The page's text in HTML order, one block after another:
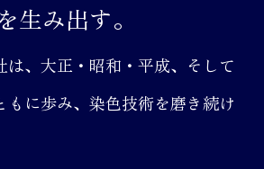
生み出す。
は、大正・昭和・平成、そして
もに歩み、染色技術を磨き続け